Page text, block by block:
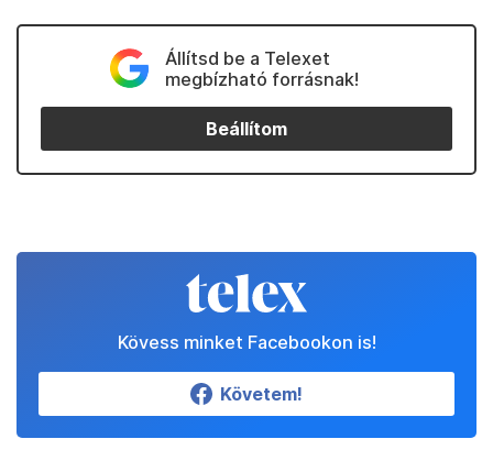
Állítsd be a Telexet
megbízható forrásnak!
Beállítom
Kövess minket Facebookon is!
Követem!